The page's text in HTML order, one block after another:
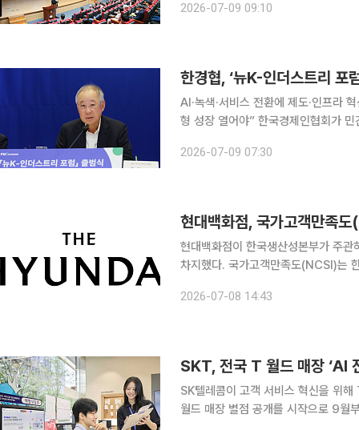
2026-07-09 09:10
한경협, ‘뉴K-인더스트리 포
AI·녹색·서비스 전환에 제도·인프라
형 성장 열어야” 한국경제인협회가 민간 주도의 미래 산업 전략을 논의하기 위한 ‘뉴K-인더스트리
이다. 한경협은 9일 서울 여의도
2026-07-09 07:30
현대백화점, 국가고객만족
현대백화점이 한국생산성본부가 주
차지했다. 국가고객만족도(NCSI)는
2026-07-08 14:43
SKT, 전국 T 월드 매장 ‘AI
SK텔레콤이 고객 서비스 혁신을 위
월드 매장 별점 공개를 시작으로 9월